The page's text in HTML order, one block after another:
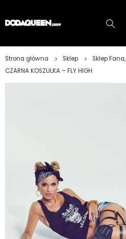
Strona główna Sklep Sklep Fana,
CZARNA KOSZULKA – FLY HIGH